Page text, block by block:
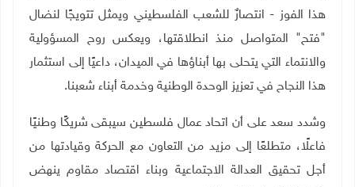
هذا الفوز - انتصارٌ للشعب الفلسطيني ويمثل تتويجًا لنضال
"فتح" المتواصل منذ انطلاقتها، ويعكس روح المسؤولية
والانتماء التي يتحلى بها أبناؤها في الميدان، داعيًا إلى استثمار
هذا النجاح في تعزيز الوحدة الوطنية وخدمة أبناء شعبنا.
وشدد سعد على أن اتحاد عمال فلسطين سيبقى شريكًا وطنيًا
فاعلًا، متطلعًا إلى مزيد من التعاون مع الحركة وقيادتها من
أجل تحقيق العدالة الاجتماعية وبناء اقتصاد مقاوم ينهض